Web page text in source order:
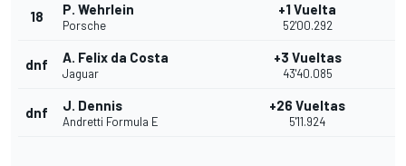
18 P. Wehrlein
Porsche
+1 Vuelta
52'00.292
dnf A. Felix da Costa
Jaguar
+3 Vueltas
43'40.085
dnf J. Dennis
Andretti Formula E
+26 Vueltas
5'11.924